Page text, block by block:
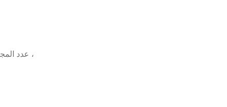
عدد المجالس: 1 ، دورات المياه: 2 ، الصالات: 1 ، غرف النوم: 2 ، غرف الماستر: 1 ، الملقط: 1 ، المطابخ: 1 ،